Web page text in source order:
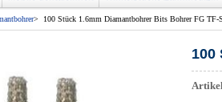
> 100 Stück 1.6mm Diamantbohrer Bits Bohrer FG TF-
100